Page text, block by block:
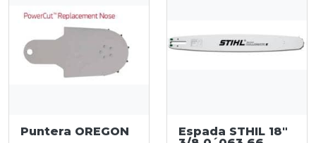
Puntera OREGON
Espada STHIL 18"